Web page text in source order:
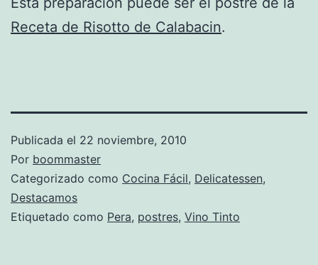
Receta de Risotto de Calabacin.
Publicada el 22 noviembre, 2010
Por boommaster
Categorizado como Cocina Fácil, Delicatessen,
Destacamos
Etiquetado como Pera, postres, Vino Tinto